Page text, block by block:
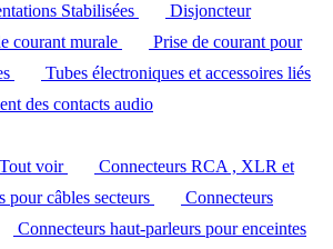
Stabilisées
Disjoncteur
courant murale
Prise de courant pour
Tubes électroniques et accessoires liés
des contacts audio
Tout voir
Connecteurs RCA , XLR et
pour câbles secteurs
Connecteurs
Connecteurs haut-parleurs pour enceintes